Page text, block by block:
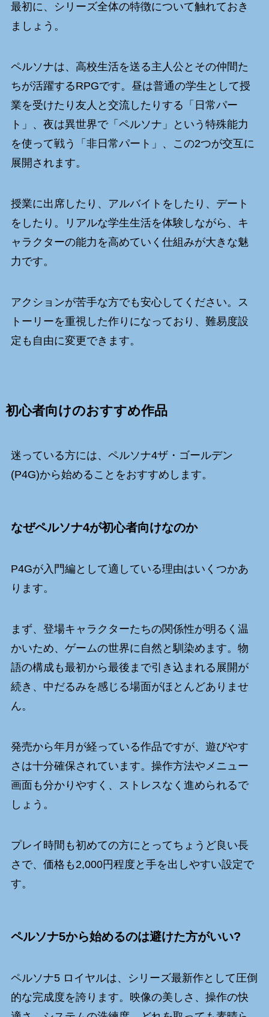
最初に、シリーズ全体の特徴について触れておき
ましょう。
ペルソナは、高校生活を送る主人公とその仲間た
ちが活躍するRPGです。昼は普通の学生として授
業を受けたり友人と交流したりする「日常パー
ト」、夜は異世界で「ペルソナ」という特殊能力
を使って戦う「非日常パート」、この2つが交互に
展開されます。
授業に出席したり、アルバイトをしたり、デート
をしたり。リアルな学生生活を体験しながら、キ
ャラクターの能力を高めていく仕組みが大きな魅
力です。
アクションが苦手な方でも安心してください。ス
トーリーを重視した作りになっており、難易度設
定も自由に変更できます。
初心者向けのおすすめ作品
迷っている方には、ペルソナ4ザ・ゴールデン
(P4G)から始めることをおすすめします。
なぜペルソナ4が初心者向けなのか
P4Gが入門編として適している理由はいくつかあ
ります。
まず、登場キャラクターたちの関係性が明るく温
かいため、ゲームの世界に自然と馴染めます。物
語の構成も最初から最後まで引き込まれる展開が
続き、中だるみを感じる場面がほとんどありませ
ん。
発売から年月が経っている作品ですが、遊びやす
さは十分確保されています。操作方法やメニュー
画面も分かりやすく、ストレスなく進められるで
しょう。
プレイ時間も初めての方にとってちょうど良い長
さで、価格も2,000円程度と手を出しやすい設定で
す。
ペルソナ5から始めるのは避けた方がいい?
ペルソナ5 ロイヤルは、シリーズ最新作として圧倒
的な完成度を誇ります。映像の美しさ、操作の快